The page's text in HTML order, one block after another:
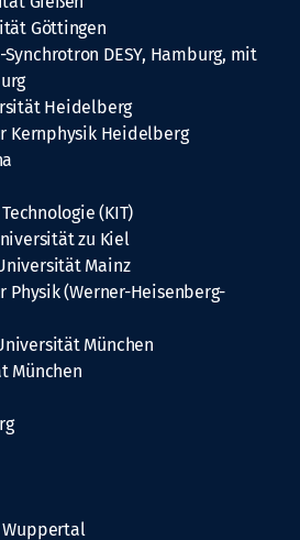
Göttingen
DESY, Hamburg, mit
Heidelberg
Kernphysik Heidelberg
(KIT)
zu Kiel
Mainz
Physik (Werner-Heisenberg-
München
München